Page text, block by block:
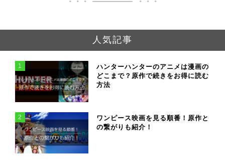
人気記事
1
ハンターハンターのアニメは漫画の
どこまで？原作で続きをお得に読む
方法
2
ワンピース映画を見る順番！原作と
の繋がりも紹介！